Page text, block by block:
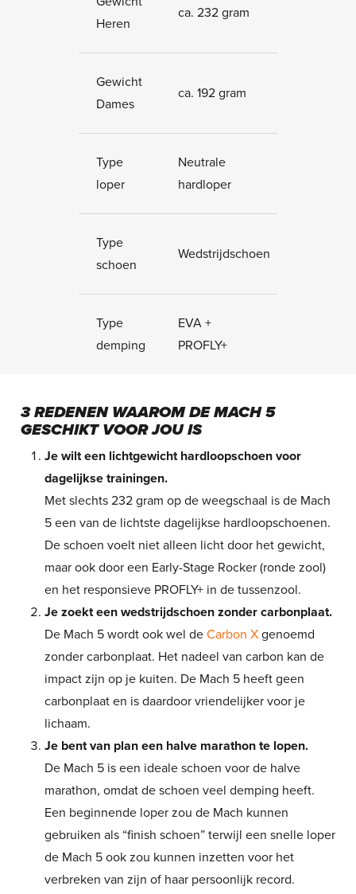
Heren
ca. 232 gram
Gewicht
Dames
ca. 192 gram
Type
loper
Neutrale
hardloper
Type
schoen
Wedstrijdschoen
Type
demping
EVA +
PROFLY+
3 REDENEN WAAROM DE MACH 5
GESCHIKT VOOR JOU IS
Je wilt een lichtgewicht hardloopschoen voor
dagelijkse trainingen.
Met slechts 232 gram op de weegschaal is de Mach
5 een van de lichtste dagelijkse hardloopschoenen.
De schoen voelt niet alleen licht door het gewicht,
maar ook door een Early-Stage Rocker (ronde zool)
en het responsieve PROFLY+ in de tussenzool.
Je zoekt een wedstrijdschoen zonder carbonplaat.
De Mach 5 wordt ook wel de Carbon Xgenoemd
zonder carbonplaat. Het nadeel van carbon kan de
impact zijn op je kuiten. De Mach 5 heeft geen
carbonplaat en is daardoor vriendelijker voor je
lichaam.
Je bent van plan een halve marathon te lopen.
De Mach 5 is een ideale schoen voor de halve
marathon, omdat de schoen veel demping heeft.
Een beginnende loper zou de Mach kunnen
gebruiken als “finish schoen” terwijl een snelle loper
de Mach 5 ook zou kunnen inzetten voor het
verbreken van zijn of haar persoonlijk record.